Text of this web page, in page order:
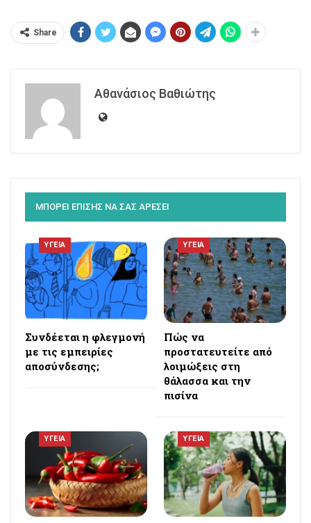
Share
Αθανάσιος Βαθιώτης
ΜΠΟΡΕΙ ΕΠΙΣΗΣ ΝΑ ΣΑΣ ΑΡΕΣΕΙ
ΥΓΕΙΑ
Συνδέεται η φλεγμονή
με τις εμπειρίες
αποσύνδεσης;
ΥΓΕΙΑ
Πώς να
προστατευτείτε από
λοιμώξεις στη
θάλασσα και την
πισίνα
ΥΓΕΙΑ ΥΓΕΙΑ